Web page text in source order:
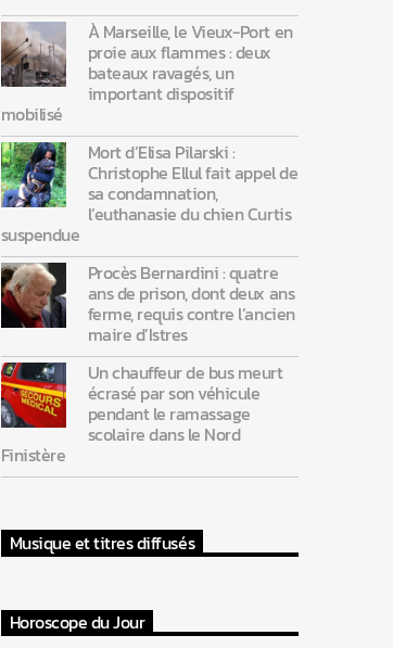
À Marseille, le Vieux-Port en
proie aux flammes : deux
bateaux ravagés, un
important dispositif
mobilisé
Mort d’Elisa Pilarski :
Christophe Ellul fait appel de
sa condamnation,
l’euthanasie du chien Curtis
suspendue
Procès Bernardini : quatre
ans de prison, dont deux ans
ferme, requis contre l’ancien
maire d’Istres
Un chauffeur de bus meurt
écrasé par son véhicule
pendant le ramassage
scolaire dans le Nord
Finistère
Musique et titres diffusés
Horoscope du Jour